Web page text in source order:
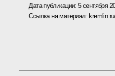
Дата публикации:5 сентября
Ссылка на материал: